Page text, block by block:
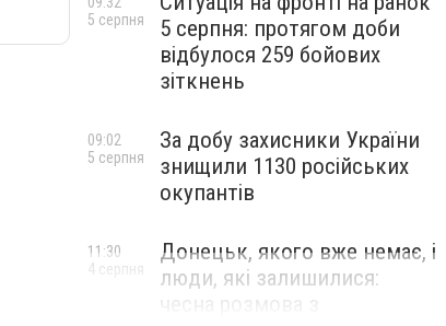
5 серпня: протягом доби
відбулося 259 бойових
зіткнень
5 серпня
За добу захисники України
знищили 1130 російських
окупантів
09:02
5 серпня
Донецьк, якого вже немає, і
люди, які залишилися:
11:30
4 серпня